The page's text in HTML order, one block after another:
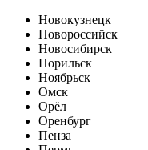
Новокузнецк
Новороссийск
Новосибирск
Норильск
Ноябрьск
Омск
Орёл
Оренбург
Пенза